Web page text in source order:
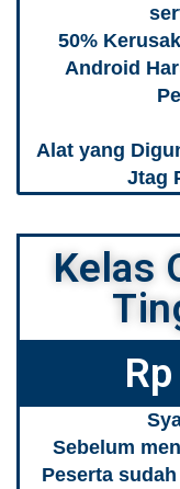
50%
Android
Alat yang
Jtag
Kelas
Sebelum
Peserta